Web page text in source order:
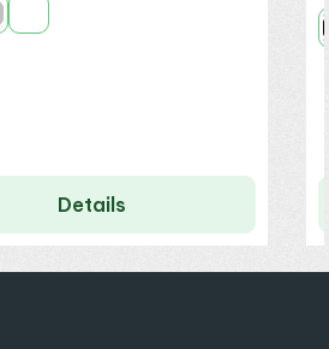
Weiß
Details